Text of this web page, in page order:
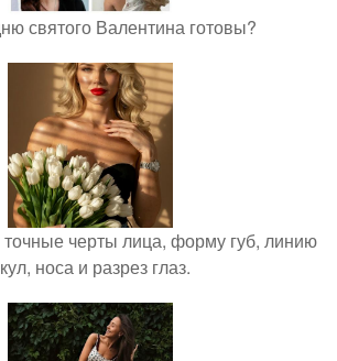
святого Валентина готовы?
черты лица, форму губ, линию
носа и разрез глаз.